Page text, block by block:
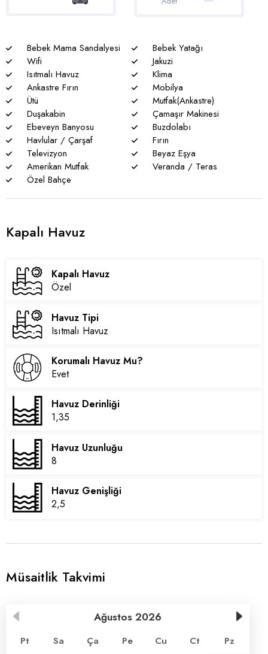
garantisi verememekteyiz. Bu villalarımızda her zaman %5
sakınma payı mevcuttur.
* Villalarımızda yaz aylarında yoğun nüfus artışı nedeniyle
nadiren de olsa elektrik ve su kesintileri yaşanabilmektedir.
Bebek Mama Sandalyesi
Bebek Yatağı
Wifi
Jakuzi
Isıtmalı Havuz
Klima
Ankastre Fırın
Mobilya
Ütü
Mutfak(Ankastre)
Duşakabin
Çamaşır Makinesi
Ebeveyn Banyosu
Buzdolabı
Havlular / Çarşaf
Fırın
Televizyon
Beyaz Eşya
Amerikan Mutfak
Veranda / Teras
Özel Bahçe
Kapalı Havuz
Kapalı Havuz
Özel
Havuz Tipi
Isıtmalı Havuz
Korumalı Havuz Mu?
Evet
Havuz Derinliği
1,35
Havuz Uzunluğu
8
Havuz Genişliği
2,5
Müsaitlik Takvimi
Ağustos 2026
Pt Sa Ça Pe Cu Ct
Pz